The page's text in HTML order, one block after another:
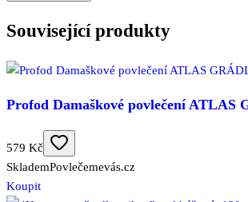
Související produkty
Profod Damaškové povlečení ATLAS
579 Kč
SklademPovlečemevás.cz
Koupit